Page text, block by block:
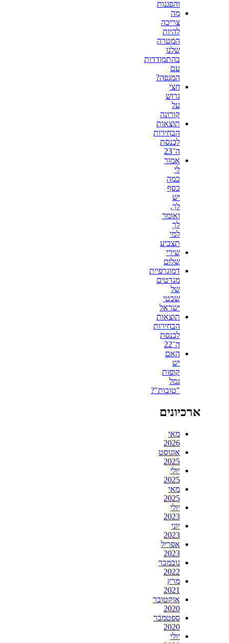
והפגנות
מה
צריכה
להיות
המטרה
שלנו
בהתמודדות
עם
המגפה?
חצי
גרוש
על
קורונה
תוצאות
הבחירות
לכנסת
ה־23
אמור
לי
כמה
כסף
יש
לך,
ואומר
לך
למי
תצביע
שירי
שלום
דמוגרפיית
מנדטים
של
שבטי
ישראל
תוצאות
הבחירות
לכנסת
ה־22
האם
יש
קופות
גמל
"טובות"?
ארכיונים
מאי
2026
אוגוסט
2025
יולי
2025
מאי
2025
יולי
2023
יוני
2023
אפריל
2023
נובמבר
2022
מרץ
2021
אוקטובר
2020
ספטמבר
2020
יולי